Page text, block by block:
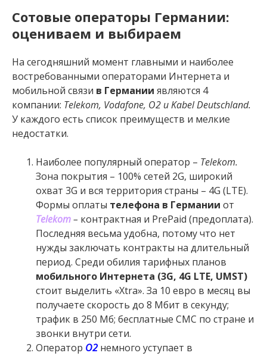
Сотовые операторы Германии:
оцениваем и выбираем
На сегодняшний момент главными и наиболее
востребованными операторами Интернета и
мобильной связи в Германии являются 4
компании: Telekom, Vodafone, O2 и Kabel Deutschland.
У каждого есть список преимуществ и мелкие
недостатки.
Наиболее популярный оператор – Telekom.
Зона покрытия – 100% сетей 2G, широкий
охват 3G и вся территория страны – 4G (LTE).
Формы оплаты телефона в Германии от
Telekom– контрактная и PrePaid (предоплата).
Последняя весьма удобна, потому что нет
нужды заключать контракты на длительный
период. Среди обилия тарифных планов
мобильного Интернета (3G, 4G LTE, UMST)
стоит выделить «Xtra». За 10 евро в месяц вы
получаете скорость до 8 Мбит в секунду;
трафик в 250 Мб; бесплатные СМС по стране и
звонки внутри сети.
Оператор O2 немного уступает в